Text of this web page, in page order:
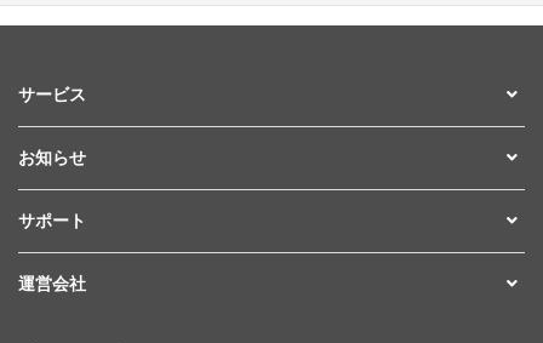
サービス
お知らせ
サポート
運営会社